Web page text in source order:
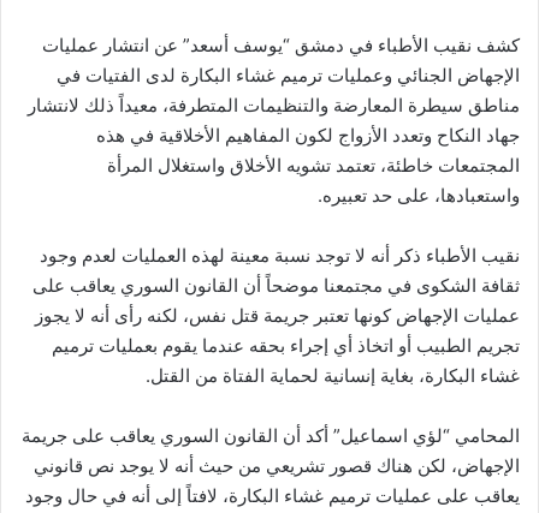
كشف نقيب الأطباء في دمشق “يوسف أسعد” عن انتشار عمليات
الإجهاض الجنائي وعمليات ترميم غشاء البكارة لدى الفتيات في
مناطق سيطرة المعارضة والتنظيمات المتطرفة، معيداً ذلك لانتشار
جهاد النكاح وتعدد الأزواج لكون المفاهيم الأخلاقية في هذه
المجتمعات خاطئة، تعتمد تشويه الأخلاق واستغلال المرأة
واستعبادها، على حد تعبيره.
نقيب الأطباء ذكر أنه لا توجد نسبة معينة لهذه العمليات لعدم وجود
ثقافة الشكوى في مجتمعنا موضحاً أن القانون السوري يعاقب على
عمليات الإجهاض كونها تعتبر جريمة قتل نفس، لكنه رأى أنه لا يجوز
تجريم الطبيب أو اتخاذ أي إجراء بحقه عندما يقوم بعمليات ترميم
غشاء البكارة، بغاية إنسانية لحماية الفتاة من القتل.
المحامي “لؤي اسماعيل” أكد أن القانون السوري يعاقب على جريمة
الإجهاض، لكن هناك قصور تشريعي من حيث أنه لا يوجد نص قانوني
يعاقب على عمليات ترميم غشاء البكارة، لافتاً إلى أنه في حال وجود